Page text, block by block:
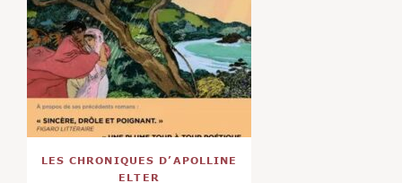
LES CHRONIQUES D’APOLLINE
ELTER